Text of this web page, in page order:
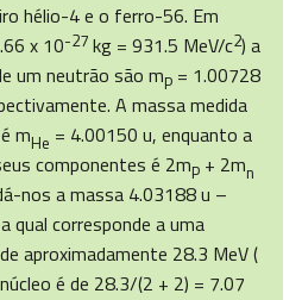
hélio-4 e o ferro-56. Em
x 10-27 kg = 931.5 MeV/c2) a
um neutrão são mP = 1.00728
A massa medida
mHe = 4.00150 u, enquanto a
componentes é 2mP + 2mn
nos a massa 4.03188 u –
qual corresponde a uma
aproximadamente 28.3 MeV (
é de 28.3/(2 + 2) = 7.07